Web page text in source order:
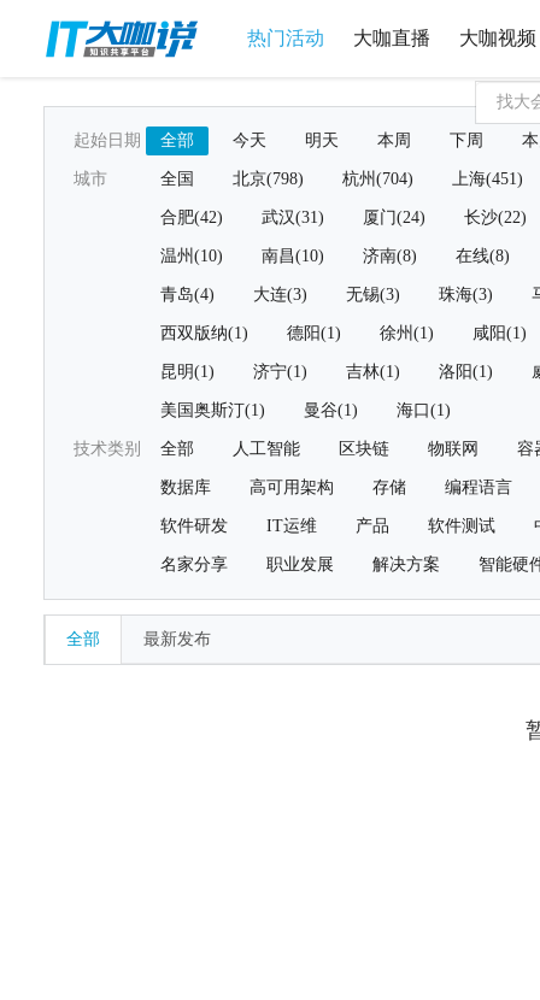
热门活动 大咖直播 大咖视频
起始日期 全部 今天 明天 本周 下周
城市 全国 北京(798) 杭州(704) 上海(451)
合肥(42) 武汉(31) 厦门(24) 长沙(22)
温州(10) 南昌(10) 济南(8) 在线(8)
青岛(4) 大连(3) 无锡(3) 珠海(3)
西双版纳(1) 德阳(1) 徐州(1) 咸阳(1)
昆明(1) 济宁(1) 吉林(1) 洛阳(1)
美国奥斯汀(1) 曼谷(1) 海口(1)
技术类别 全部 人工智能 区块链 物联网 容
数据库 高可用架构 存储 编程语言
软件研发 IT运维 产品 软件测试
名家分享 职业发展 解决方案 智能硬
全部 最新发布